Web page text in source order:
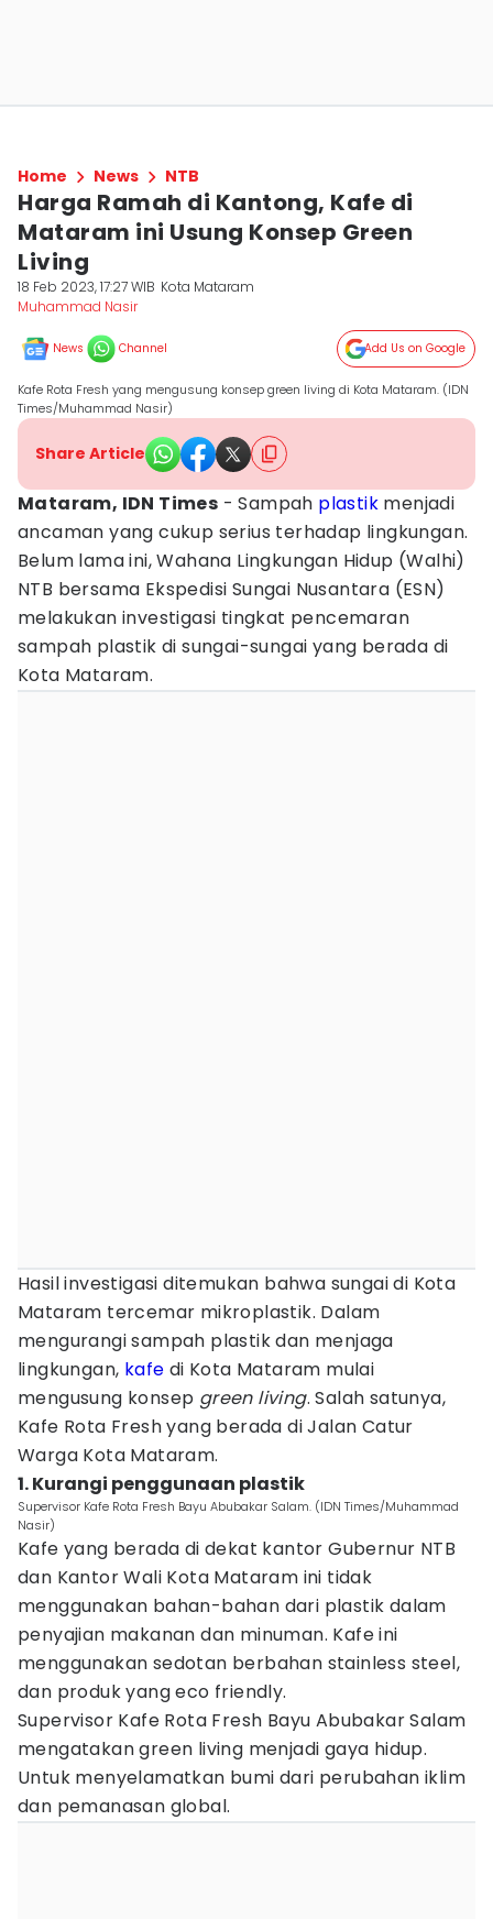
Home News NTB
Harga Ramah di Kantong, Kafe di
Mataram ini Usung Konsep Green
Living
18 Feb 2023, 17:27 WIB Kota Mataram
Muhammad Nasir
News Channel Add Us on Google
Kafe Rota Fresh yang mengusung konsep green living di Kota Mataram. (IDN
Times/Muhammad Nasir)
Share Article
Mataram, IDN Times - Sampah plastik menjadi
ancaman yang cukup serius terhadap lingkungan.
Belum lama ini, Wahana Lingkungan Hidup (Walhi)
NTB bersama Ekspedisi Sungai Nusantara (ESN)
melakukan investigasi tingkat pencemaran
sampah plastik di sungai-sungai yang berada di
Kota Mataram.
Hasil investigasi ditemukan bahwa sungai di Kota
Mataram tercemar mikroplastik. Dalam
mengurangi sampah plastik dan menjaga
lingkungan, kafe di Kota Mataram mulai
mengusung konsep green living. Salah satunya,
Kafe Rota Fresh yang berada di Jalan Catur
Warga Kota Mataram.
1. Kurangi penggunaan plastik
Supervisor Kafe Rota Fresh Bayu Abubakar Salam. (IDN Times/Muhammad
Nasir)
Kafe yang berada di dekat kantor Gubernur NTB
dan Kantor Wali Kota Mataram ini tidak
menggunakan bahan-bahan dari plastik dalam
penyajian makanan dan minuman. Kafe ini
menggunakan sedotan berbahan stainless steel,
dan produk yang eco friendly.
Supervisor Kafe Rota Fresh Bayu Abubakar Salam
mengatakan green living menjadi gaya hidup.
Untuk menyelamatkan bumi dari perubahan iklim
dan pemanasan global.